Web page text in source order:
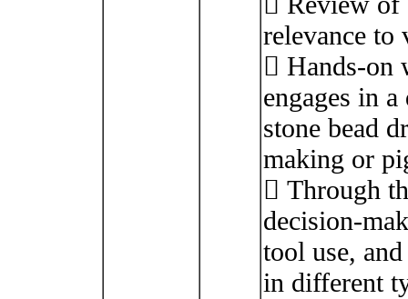
relevance to
 Hands-on
engages in
stone bead
making or
 Through
decision-
tool use,
in different